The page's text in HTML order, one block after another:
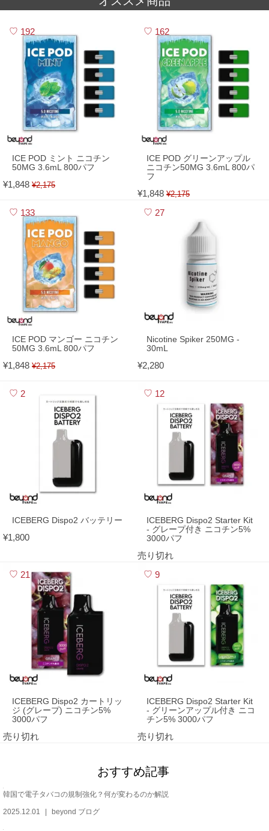
192
ICE POD ミント ニコチン
50MG 3.6mL 800パフ
¥1,848 ¥2,175
162
ICE POD グリーンアップル
ニコチン50MG 3.6mL 800パ
フ
¥1,848 ¥2,175
133
ICE POD マンゴー ニコチン
50MG 3.6mL 800パフ
¥1,848 ¥2,175
27
Nicotine Spiker 250MG -
30mL
¥2,280
2
ICEBERG Dispo2 バッテリー
¥1,800
12
ICEBERG Dispo2 Starter Kit
- グレープ付き ニコチン5%
3000パフ
売り切れ
21
ICEBERG Dispo2 カートリッ
ジ (グレープ) ニコチン5%
3000パフ
売り切れ
9
ICEBERG Dispo2 Starter Kit
- グリーンアップル付き ニコ
チン5% 3000パフ
売り切れ
おすすめ記事
韓国で電子タバコの規制強化？何が変わるのか解説
2025.12.01 beyond ブログ